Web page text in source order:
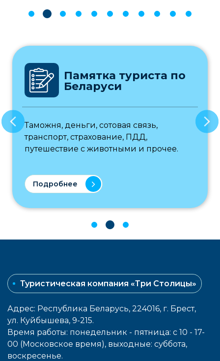
Памятка туриста по
Беларуси
Таможня, деньги, сотовая связь,
транспорт, страхование, ПДД,
путешествие с животными и прочее.
Подробнее
Туристическая компания «Три Столицы»
Адрес: Республика Беларусь, 224016, г. Брест,
ул. Куйбышева, 9-215.
Время работы: понедельник - пятница: с 10 - 17-
00 (Московское время), выходные: cуббота,
воcкресенье.